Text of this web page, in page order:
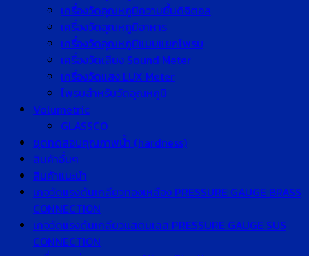
เครื่องวัดอุณหภูมิความชื้นดิจิตอล
เครื่องวัดอุณหภูมิอาหาร
เครื่องวัดอุณหภูมิแบบแยกโพรบ
เครื่องวัดเสียง Sound Meter
เครื่องวัดแสง LUX Meter
โพรบสำหรับวัดอุณหภูมิ
Volumetric
GLASSCO
ชุดทดสอบคุณภาพน้ำ (hardness)
สินค้าอื่นๆ
สินค้าแนะนำ
เกจวัดแรงดันเกลียวทองเหลือง PRESSURE GAUGE BRASS
CONNECTION
เกจวัดแรงดันเกลียวแสตนเลส PRESSURE GAUGE SUS
CONNECTION